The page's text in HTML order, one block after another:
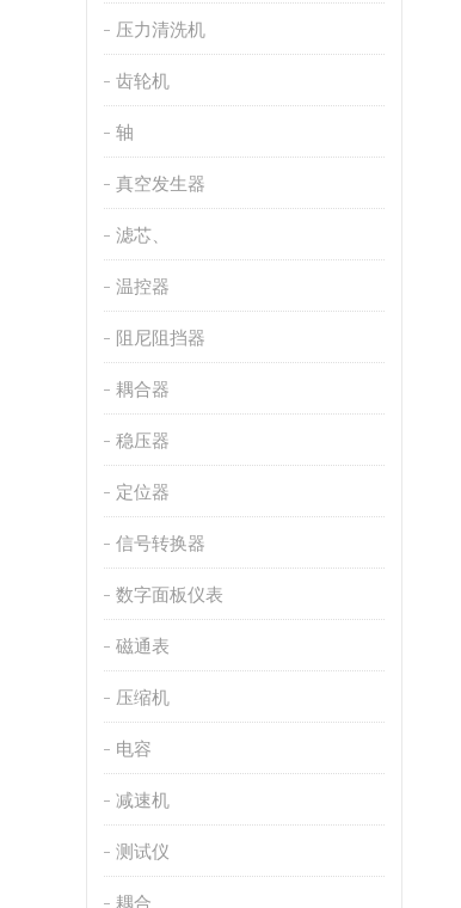
压力清洗机
齿轮机
轴
真空发生器
滤芯、
温控器
阻尼阻挡器
耦合器
稳压器
定位器
信号转换器
数字面板仪表
磁通表
压缩机
电容
减速机
测试仪
耦合